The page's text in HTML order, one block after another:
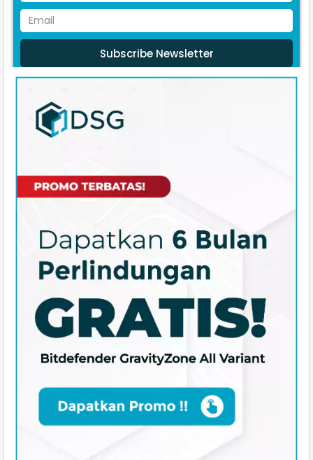
Subscribe Newsletter